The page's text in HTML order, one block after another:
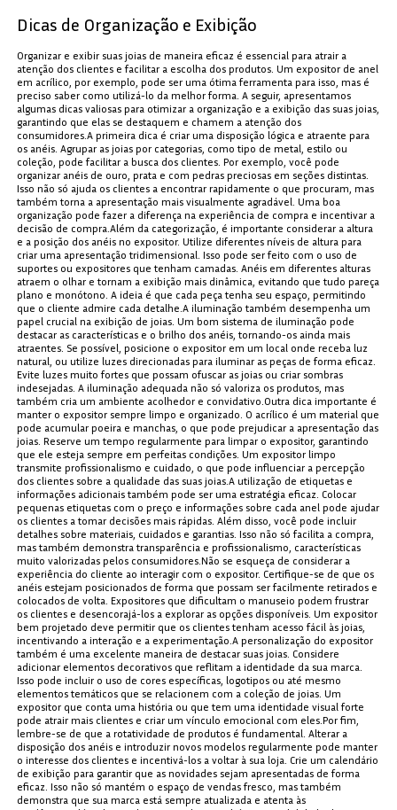
Dicas de Organização e Exibição
Organizar e exibir suas joias de maneira eficaz é essencial para atrair a
atenção dos clientes e facilitar a escolha dos produtos. Um expositor de anel
em acrílico, por exemplo, pode ser uma ótima ferramenta para isso, mas é
preciso saber como utilizá-lo da melhor forma. A seguir, apresentamos
algumas dicas valiosas para otimizar a organização e a exibição das suas joias,
garantindo que elas se destaquem e chamem a atenção dos
consumidores.A primeira dica é criar uma disposição lógica e atraente para
os anéis. Agrupar as joias por categorias, como tipo de metal, estilo ou
coleção, pode facilitar a busca dos clientes. Por exemplo, você pode
organizar anéis de ouro, prata e com pedras preciosas em seções distintas.
Isso não só ajuda os clientes a encontrar rapidamente o que procuram, mas
também torna a apresentação mais visualmente agradável. Uma boa
organização pode fazer a diferença na experiência de compra e incentivar a
decisão de compra.Além da categorização, é importante considerar a altura
e a posição dos anéis no expositor. Utilize diferentes níveis de altura para
criar uma apresentação tridimensional. Isso pode ser feito com o uso de
suportes ou expositores que tenham camadas. Anéis em diferentes alturas
atraem o olhar e tornam a exibição mais dinâmica, evitando que tudo pareça
plano e monótono. A ideia é que cada peça tenha seu espaço, permitindo
que o cliente admire cada detalhe.A iluminação também desempenha um
papel crucial na exibição de joias. Um bom sistema de iluminação pode
destacar as características e o brilho dos anéis, tornando-os ainda mais
atraentes. Se possível, posicione o expositor em um local onde receba luz
natural, ou utilize luzes direcionadas para iluminar as peças de forma eficaz.
Evite luzes muito fortes que possam ofuscar as joias ou criar sombras
indesejadas. A iluminação adequada não só valoriza os produtos, mas
também cria um ambiente acolhedor e convidativo.Outra dica importante é
manter o expositor sempre limpo e organizado. O acrílico é um material que
pode acumular poeira e manchas, o que pode prejudicar a apresentação das
joias. Reserve um tempo regularmente para limpar o expositor, garantindo
que ele esteja sempre em perfeitas condições. Um expositor limpo
transmite profissionalismo e cuidado, o que pode influenciar a percepção
dos clientes sobre a qualidade das suas joias.A utilização de etiquetas e
informações adicionais também pode ser uma estratégia eficaz. Colocar
pequenas etiquetas com o preço e informações sobre cada anel pode ajudar
os clientes a tomar decisões mais rápidas. Além disso, você pode incluir
detalhes sobre materiais, cuidados e garantias. Isso não só facilita a compra,
mas também demonstra transparência e profissionalismo, características
muito valorizadas pelos consumidores.Não se esqueça de considerar a
experiência do cliente ao interagir com o expositor. Certifique-se de que os
anéis estejam posicionados de forma que possam ser facilmente retirados e
colocados de volta. Expositores que dificultam o manuseio podem frustrar
os clientes e desencorajá-los a explorar as opções disponíveis. Um expositor
bem projetado deve permitir que os clientes tenham acesso fácil às joias,
incentivando a interação e a experimentação.A personalização do expositor
também é uma excelente maneira de destacar suas joias. Considere
adicionar elementos decorativos que reflitam a identidade da sua marca.
Isso pode incluir o uso de cores específicas, logotipos ou até mesmo
elementos temáticos que se relacionem com a coleção de joias. Um
expositor que conta uma história ou que tem uma identidade visual forte
pode atrair mais clientes e criar um vínculo emocional com eles.Por fim,
lembre-se de que a rotatividade de produtos é fundamental. Alterar a
disposição dos anéis e introduzir novos modelos regularmente pode manter
o interesse dos clientes e incentivá-los a voltar à sua loja. Crie um calendário
de exibição para garantir que as novidades sejam apresentadas de forma
eficaz. Isso não só mantém o espaço de vendas fresco, mas também
demonstra que sua marca está sempre atualizada e atenta às